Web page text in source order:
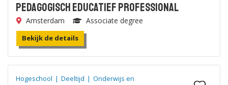
Pedagogisch Educatief Professional
Amsterdam Associate degree
Bekijk de details
Hogeschool | Deeltijd | Onderwijs en